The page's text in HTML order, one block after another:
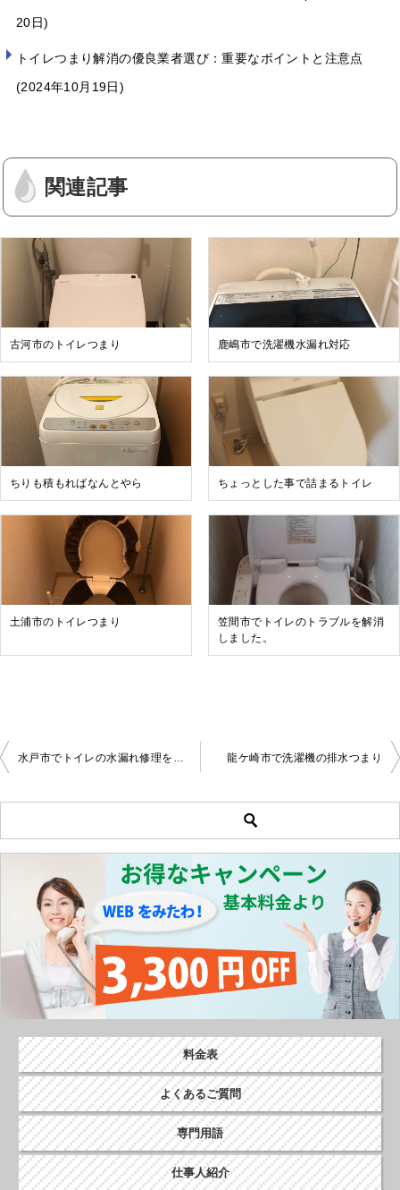
20日
トイレつまり解消の優良業者選び：重要なポイントと注意点
2024年10月19日
関連記事
古河市のトイレつまり 鹿嶋市で洗濯機水漏れ対応
ちりも積もればなんとやら ちょっとした事で詰まるトイレ
土浦市のトイレつまり
笠間市でトイレのトラブルを解消
しました。
投
稿
ビ
ゲ
ー
シ
ョ
ン
龍ケ崎市で洗濯機の排水つまり
料金表
よくあるご質問
専門用語
仕事人紹介